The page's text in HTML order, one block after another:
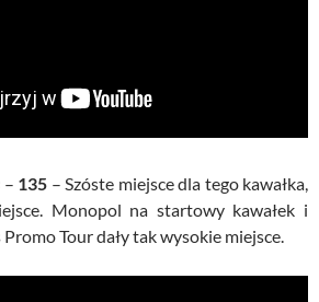
– 135 – Szóste miejsce dla tego kawałka,
Monopol na startowy kawałek i
Tour dały tak wysokie miejsce.